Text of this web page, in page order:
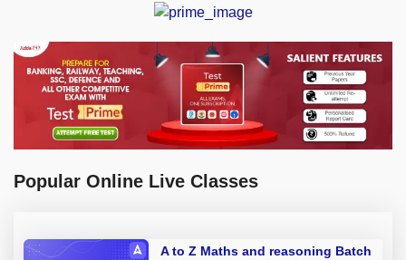
Popular Online Live Classes
A to Z Maths and reasoning Batch